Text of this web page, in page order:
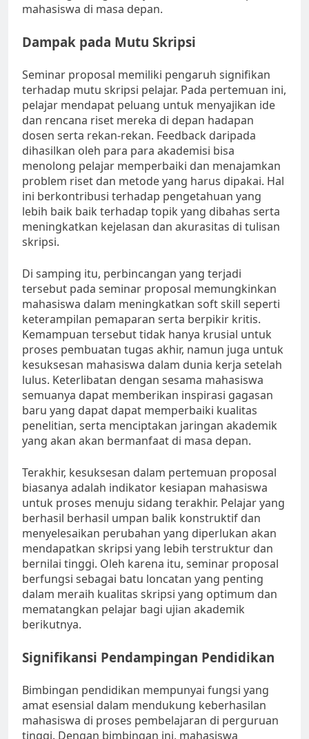
mahasiswa di masa depan.
Dampak pada Mutu Skripsi
Seminar proposal memiliki pengaruh signifikan
terhadap mutu skripsi pelajar. Pada pertemuan ini,
pelajar mendapat peluang untuk menyajikan ide
dan rencana riset mereka di depan hadapan
dosen serta rekan-rekan. Feedback daripada
dihasilkan oleh para para akademisi bisa
menolong pelajar memperbaiki dan menajamkan
problem riset dan metode yang harus dipakai. Hal
ini berkontribusi terhadap pengetahuan yang
lebih baik baik terhadap topik yang dibahas serta
meningkatkan kejelasan dan akurasitas di tulisan
skripsi.
Di samping itu, perbincangan yang terjadi
tersebut pada seminar proposal memungkinkan
mahasiswa dalam meningkatkan soft skill seperti
keterampilan pemaparan serta berpikir kritis.
Kemampuan tersebut tidak hanya krusial untuk
proses pembuatan tugas akhir, namun juga untuk
kesuksesan mahasiswa dalam dunia kerja setelah
lulus. Keterlibatan dengan sesama mahasiswa
semuanya dapat memberikan inspirasi gagasan
baru yang dapat dapat memperbaiki kualitas
penelitian, serta menciptakan jaringan akademik
yang akan akan bermanfaat di masa depan.
Terakhir, kesuksesan dalam pertemuan proposal
biasanya adalah indikator kesiapan mahasiswa
untuk proses menuju sidang terakhir. Pelajar yang
berhasil berhasil umpan balik konstruktif dan
menyelesaikan perubahan yang diperlukan akan
mendapatkan skripsi yang lebih terstruktur dan
bernilai tinggi. Oleh karena itu, seminar proposal
berfungsi sebagai batu loncatan yang penting
dalam meraih kualitas skripsi yang optimum dan
mematangkan pelajar bagi ujian akademik
berikutnya.
Signifikansi Pendampingan Pendidikan
Bimbingan pendidikan mempunyai fungsi yang
amat esensial dalam mendukung keberhasilan
mahasiswa di proses pembelajaran di perguruan
tinggi. Dengan bimbingan ini, mahasiswa